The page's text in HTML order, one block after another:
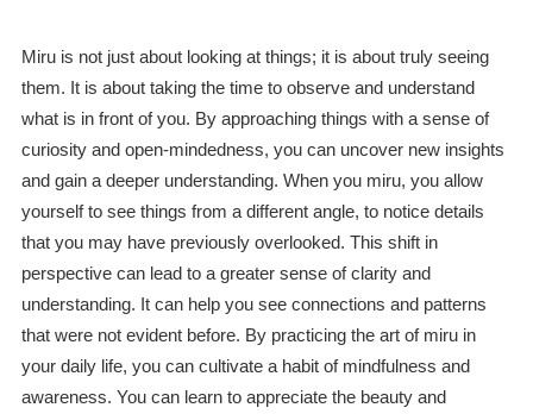
Miru is not just about looking at things; it is about truly seeing
them. It is about taking the time to observe and understand
what is in front of you. By approaching things with a sense of
curiosity and open-mindedness, you can uncover new insights
and gain a deeper understanding. When you miru, you allow
yourself to see things from a different angle, to notice details
that you may have previously overlooked. This shift in
perspective can lead to a greater sense of clarity and
understanding. It can help you see connections and patterns
that were not evident before. By practicing the art of miru in
your daily life, you can cultivate a habit of mindfulness and
awareness. You can learn to appreciate the beauty and